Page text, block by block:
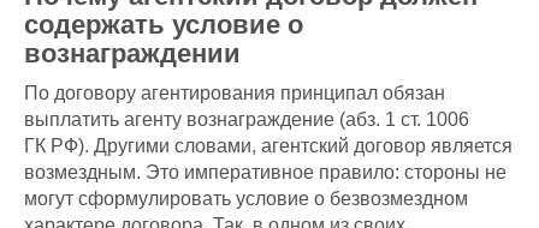
содержать условие о
вознаграждении
По договору агентирования принципал обязан
выплатить агенту вознаграждение (абз. 1 ст. 1006
ГК РФ). Другими словами, агентский договор является
возмездным. Это императивное правило: стороны не
могут сформулировать условие о безвозмездном